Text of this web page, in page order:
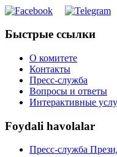
Быстрые ссылки
О комитете
Контакты
Пресс-служба
Вопросы и ответы
Интерактивные
Foydali havolalar
Пресс-служба